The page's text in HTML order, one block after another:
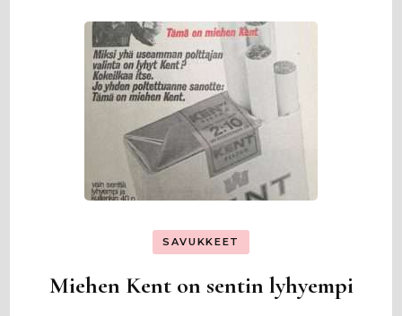
SAVUKKEET
Miehen Kent on sentin lyhyempi